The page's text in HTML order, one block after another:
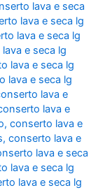
lava e seca
lava e seca lg
lava e seca lg
e seca lg
lava e seca lg
lava e seca lg
lava e
lava e
,conserto lava e
,conserto lava e
lava e seca
lava e seca lg
lava e seca lg